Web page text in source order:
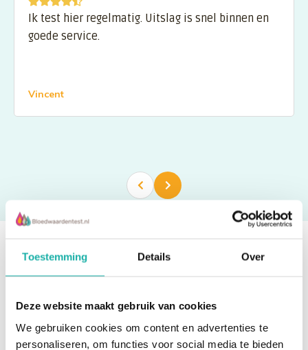
Toestemming Details Over
Deze website maakt gebruik van cookies
We gebruiken cookies om content en advertenties te
personaliseren, om functies voor social media te bieden
Ik test hier regelmatig. Uitslag is snel binnen en
goede service.
Vincent
Ben je eruit? Bestel direct!